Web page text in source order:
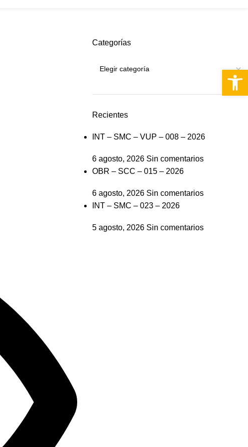
Categorías
Recientes
INT – SMC – VUP – 008 – 2026
6 agosto, 2026 Sin comentarios
OBR – SCC – 015 – 2026
6 agosto, 2026 Sin comentarios
INT – SMC – 023 – 2026
5 agosto, 2026 Sin comentarios
Abrir